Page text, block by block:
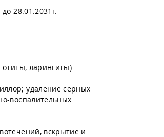
28.01.2031г.
ларингиты)
удаление серных
воспалительных
вскрытие и